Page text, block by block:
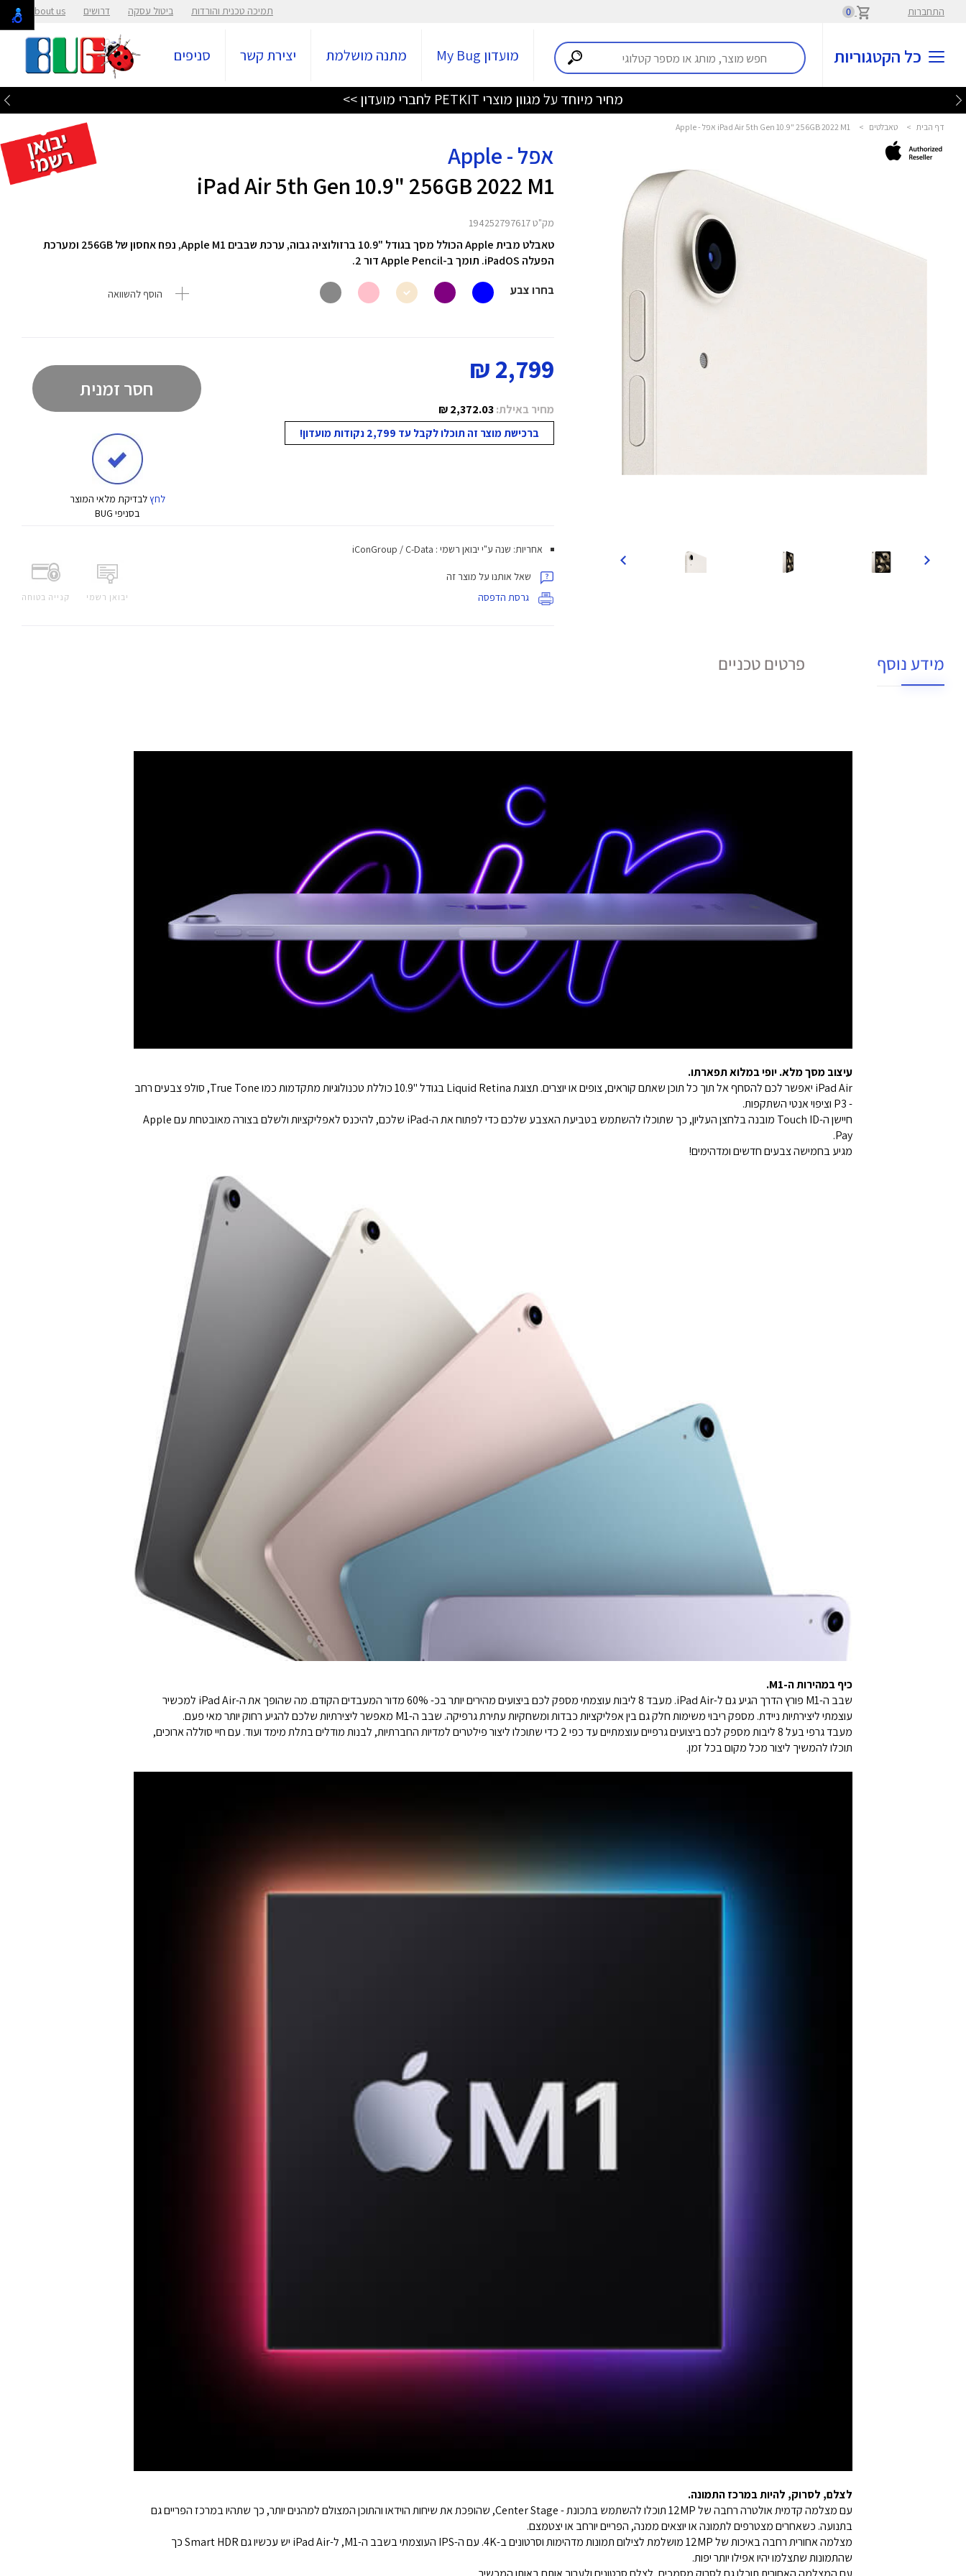
התחברות 0 תמיכה טכנית והורדות ביטול עסקה דרושים About us
כל הקטגוריות מועדון My Bug מתנה מושלמת יצירת קשר סניפים
מחיר מיוחד על מגוון מוצרי PETKIT לחברי מועדון >>
דף הבית > טאבלטים > iPad Air 5th Gen 10.9" 256GB 2022 M1 אפל - Apple
אפל - Apple
iPad Air 5th Gen 10.9" 256GB 2022 M1
מק"ט 194252797617
טאבלט מבית Apple הכולל מסך בגודל "10.9 ברזולוציה גבוה, ערכת שבבים Apple M1, נפח אחסון של 256GB ומערכת
הפעלה iPadOS. תומך ב-Apple Pencil דור 2.
בחרו צבע
הוסף להשוואה
2,799 ₪
מחיר באילת:2,372.03 ₪
ברכישת מוצר זה תוכלו לקבל עד 2,799 נקודות מועדון!
חסר זמנית
לחץלבדיקת מלאי המוצר
בסניפי BUG
יבואן רשמי קנייה בטוחה
אחריות: שנה ע"י יבואן רשמי : iConGroup / C-Data
שאל אותנו על מוצר זה
גרסת הדפסה
מידע נוסף פרטים טכניים
עיצוב מסך מלא. יופי במלוא תפארתו.
iPad Air יאפשר לכם להסחף אל תוך כל תוכן שאתם קוראים, צופים או יוצרים. תצוגת Liquid Retina בגודל "10.9 כוללת טכנולוגיות מתקדמות כמו True Tone, סולפ צבעים רחב
- P3 וציפוי אנטי השתקפות.
חיישן ה-Touch ID מובנה בלחצן העליון, כך שתוכלו להשתמש בטביעת האצבע שלכם כדי לפתוח את ה-iPad שלכם, להיכנס לאפליקציות ולשלם בצורה מאובטחת עם Apple
Pay.
מגיע בחמישה צבעים חדשים ומדהימים!
כיף במהירות ה-M1.
שבב ה-M1 פורץ הדרך הגיע גם ל-iPad Air. מעבד 8 ליבות עוצמתי מספק לכם ביצועים מהירים יותר בכ- 60% מדור המעבדים הקודם. מה שהופך את ה-iPad Air למכשיר
עוצמתי ליצירתיות ניידת. מספק ריבוי משימות חלק גם בין אפליקציות כבדות ומשחקיות עתירת גרפיקה. שבב ה-M1 מאפשר ליצירתיות שלכם להגיע רחוק יותר מאי פעם.
מעבד גרפי בעל 8 ליבות מספק לכם ביצועים גרפיים עוצמתיים עד כפי 2 כדי שתוכלו ליצור פילטרים למדיות החברתיות, לבנות מודלים בתלת מימד ועוד. עם חיי סוללה ארוכים,
תוכלו להמשיך ליצור מכל מקום בכל זמן.
לצלם, לסרוק, להיות במרכז התמונה.
עם מצלמה קדמית אולטרה רחבה של 12MP תוכלו להשתמש בתכונת - Center Stage, שהופכת את שיחות הוידאו והתוכן המצולם למהנים יותר, כך שתהיו במרכז הפריים גם
בתנועה. כשאחרים מצטרפים לתמונה או יוצאים ממנה, הפריים יורחב או יצטמצם.
מצלמה אחורית רחבה באיכות של 12MP מושלמת לצילום תמונות מדהימות וסרטונים ב-4K. עם ה-IPS העוצמתי בשבב ה-M1, ל-iPad Air יש עכשיו גם Smart HDR כך
שהתמונות שתצלמו יהיו אפילו יותר יפות.